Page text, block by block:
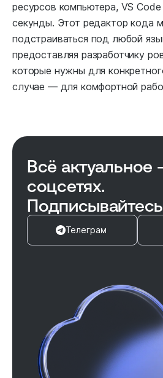
ресурсов компьютера, VS Code
секунды. Этот редактор кода
подстраиваться под любой
предоставляя разработчику
которые нужны для
случае — для комфортной
Всё
соцсетях.
Телеграм